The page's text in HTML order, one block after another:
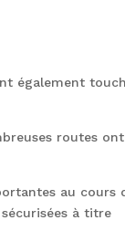
également
routes
au cours
à titre